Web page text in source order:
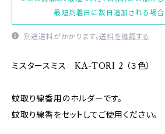
最短到着日に数日追加される場合
別途送料がかかります。送料を確認する
ミスタースミス KA-TORI 2 （３色）
蚊取り線香用のホルダーです。
蚊取り線香をセットしてご使用ください。